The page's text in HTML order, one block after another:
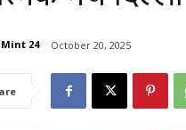
24 October 20, 2025